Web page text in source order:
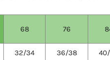
68 76
32/34 36/38